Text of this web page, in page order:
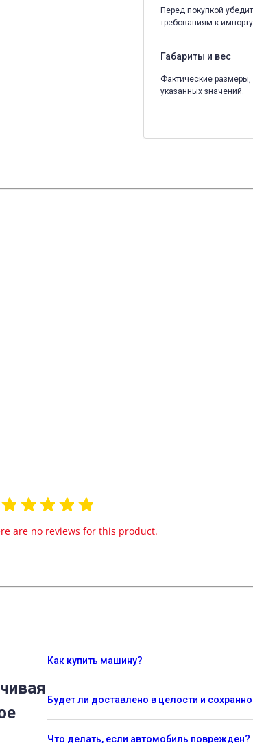
Перед покупкой
требованиям к
Габариты и вес
Фактические размеры,
указанных значений.
are no reviews for this product.
Как купить машину?
Будет ли доставлено в целости и
Что делать, если автомобиль поврежден?